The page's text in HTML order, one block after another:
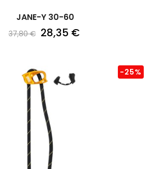
JANE-Y 30-60
37,80 € 28,35 €
-25%